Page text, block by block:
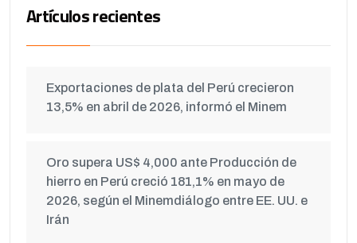
Artículos recientes
Exportaciones de plata del Perú crecieron
13,5% en abril de 2026, informó el Minem
Oro supera US$ 4,000 ante Producción de
hierro en Perú creció 181,1% en mayo de
2026, según el Minemdiálogo entre EE. UU. e
Irán